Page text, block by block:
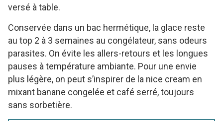
versé à table.
Conservée dans un bac hermétique, la glace reste
au top 2 à 3 semaines au congélateur, sans odeurs
parasites. On évite les allers-retours et les longues
pauses à température ambiante. Pour une envie
plus légère, on peut s’inspirer de la nice cream en
mixant banane congelée et café serré, toujours
sans sorbetière.